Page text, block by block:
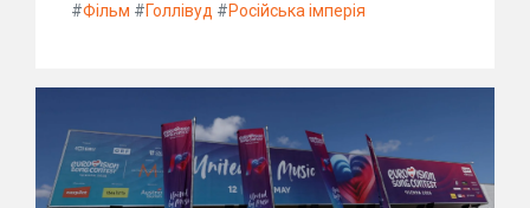
#Фільм #Голлівуд #Російська імперія